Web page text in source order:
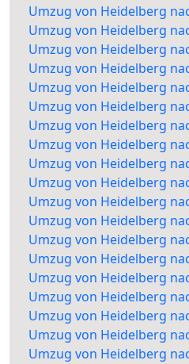
Umzug von Heidelberg
Umzug von Heidelberg
Umzug von Heidelberg
Umzug von Heidelberg
Umzug von Heidelberg
Umzug von Heidelberg
Umzug von Heidelberg
Umzug von Heidelberg
Umzug von Heidelberg
Umzug von Heidelberg
Umzug von Heidelberg
Umzug von Heidelberg
Umzug von Heidelberg
Umzug von Heidelberg
Umzug von Heidelberg
Umzug von Heidelberg
Umzug von Heidelberg
Umzug von Heidelberg
Umzug von Heidelberg